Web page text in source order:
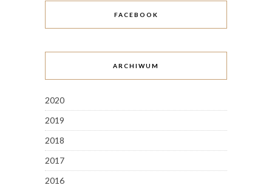
FACEBOOK
ARCHIWUM
2020
2019
2018
2017
2016